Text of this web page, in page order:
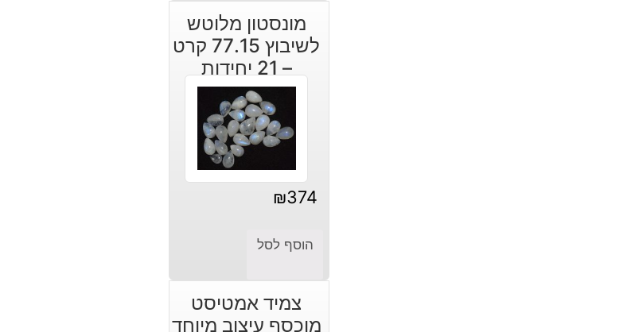
מונסטון מלוטש
לשיבוץ 77.15 קרט
– 21 יחידות
₪374
הוסף לסל
צמיד אמטיסט
מוכסף עיצוב מיוחד